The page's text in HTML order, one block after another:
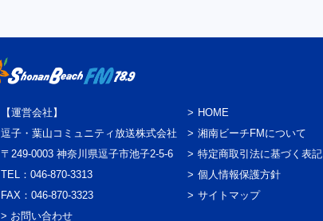
【運営会社】
逗子・葉山コミュニティ放送株式会社
〒249-0003 神奈川県逗子市池子2-5-6
TEL：046-870-3313
FAX：046-870-3323
> お問い合わせ
HOME
湘南ビーチFMについて
特定商取引法に基づく表記
個人情報保護方針
サイトマップ